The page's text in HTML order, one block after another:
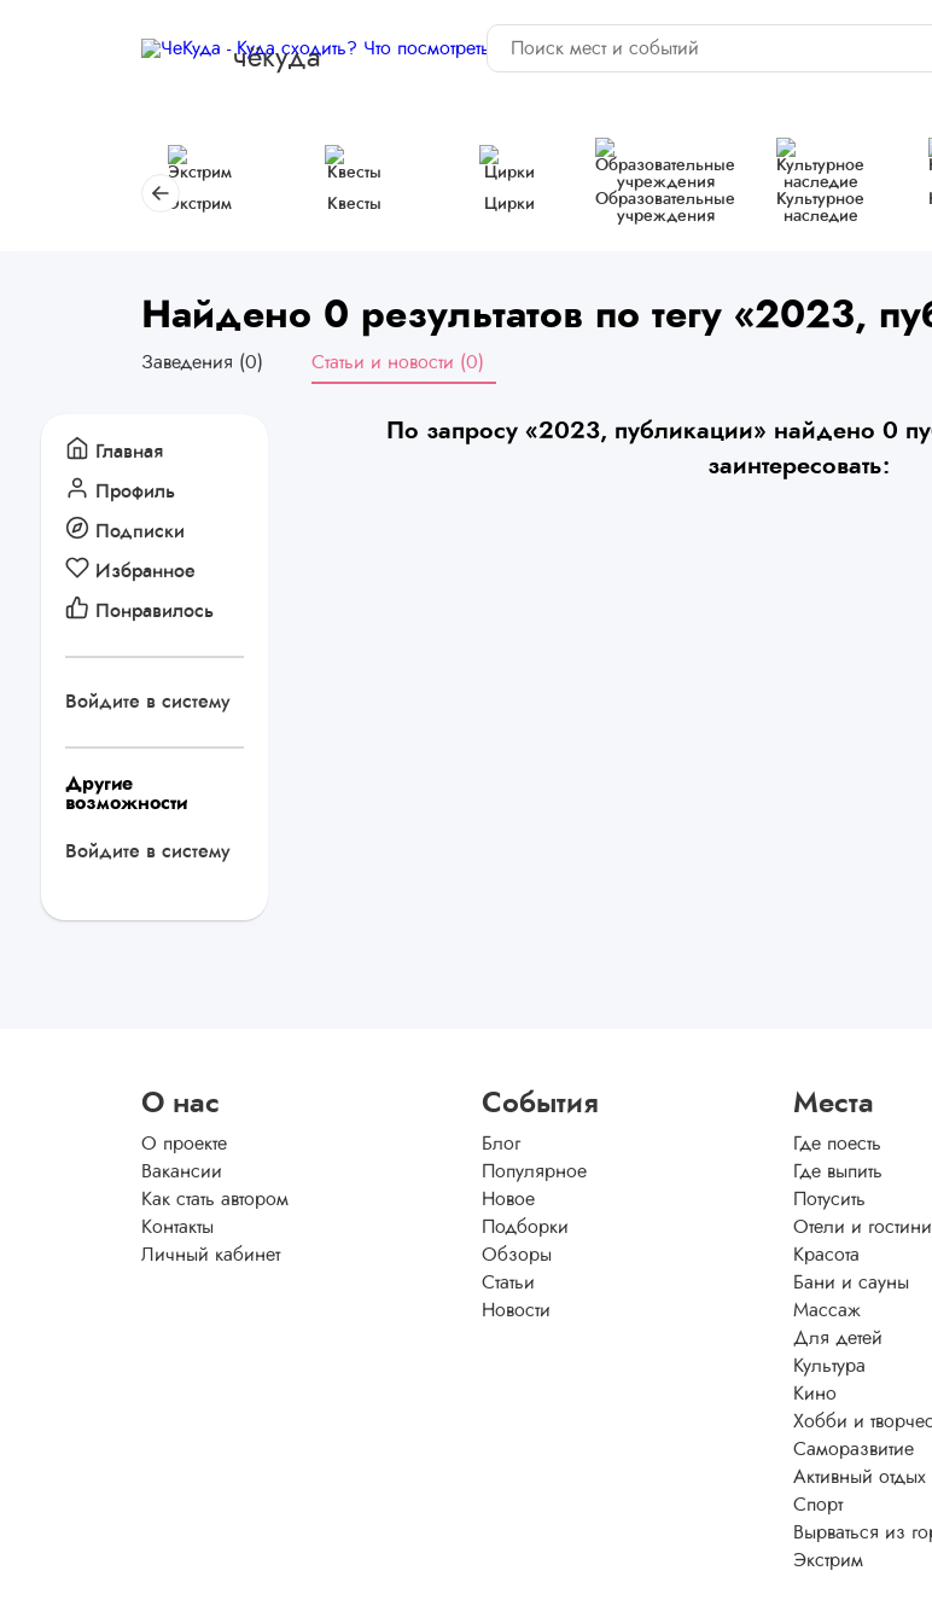
чёкуда
Экстрим Квесты Цирки
Образовательные
учреждения
Культурное
наследие
Найдено 0 результатов по тегу «2023,
Заведения (0) Статьи и новости (0)
Главная
Профиль
Подписки
Избранное
Понравилось
Войдите в систему
Другие
возможности
Войдите в систему
По запросу «2023, публикации» найдено 0
заинтересовать:
О нас
О проекте
Вакансии
Как стать автором
Контакты
Личный кабинет
События
Блог
Популярное
Новое
Подборки
Обзоры
Статьи
Новости
Места
Где поесть
Где выпить
Потусить
Отели и
Красота
Бани и сауны
Массаж
Для детей
Культура
Кино
Хобби и
Саморазвитие
Активный отдых
Спорт
Вырваться из
Экстрим